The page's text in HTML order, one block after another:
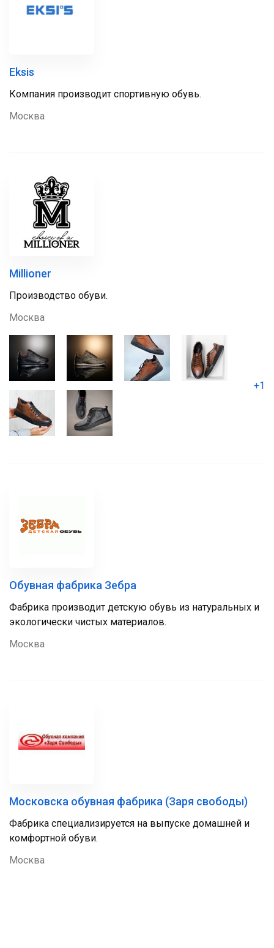
Eksis
Компания производит спортивную обувь.
Москва
Millioner
Производство обуви.
Москва
+1
Обувная фабрика Зебра
Фабрика производит детскую обувь из натуральных и
экологически чистых материалов.
Москва
Московска обувная фабрика (Заря свободы)
Фабрика специализируется на выпуске домашней и
комфортной обуви.
Москва